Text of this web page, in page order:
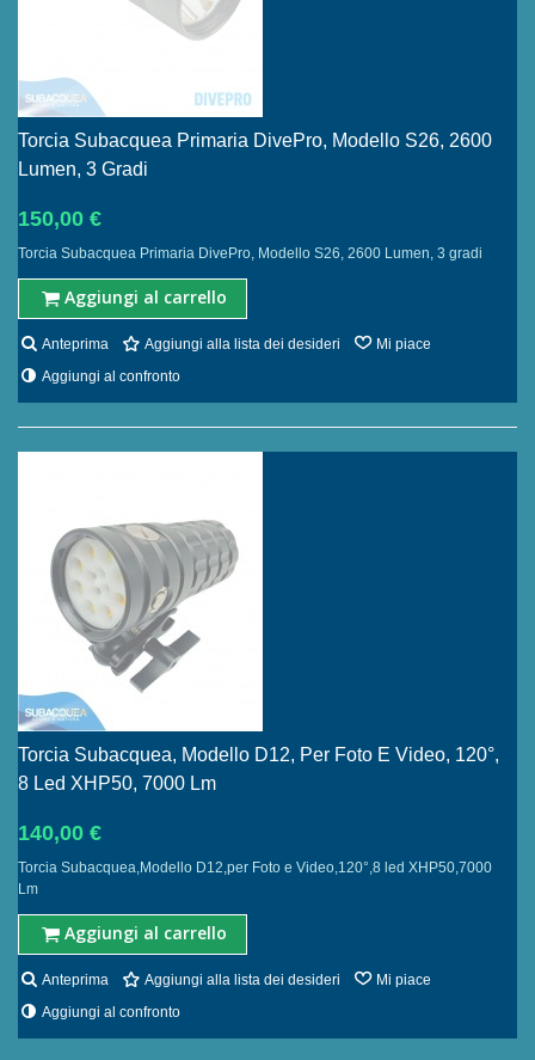
Torcia Subacquea Primaria DivePro, Modello S26, 2600
Lumen, 3 Gradi
150,00 €
Torcia Subacquea Primaria DivePro, Modello S26, 2600 Lumen, 3 gradi
Aggiungi al carrello
Anteprima Aggiungi alla lista dei desideri
Mi piace
Aggiungi al confronto
Torcia Subacquea, Modello D12, Per Foto E Video, 120°,
8 Led XHP50, 7000 Lm
140,00 €
Torcia Subacquea,Modello D12,per Foto e Video,120°,8 led XHP50,7000
Lm
Aggiungi al carrello
Anteprima Aggiungi alla lista dei desideri
Mi piace
Aggiungi al confronto